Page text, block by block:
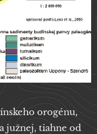
orogénu,
južnej, tiahne od